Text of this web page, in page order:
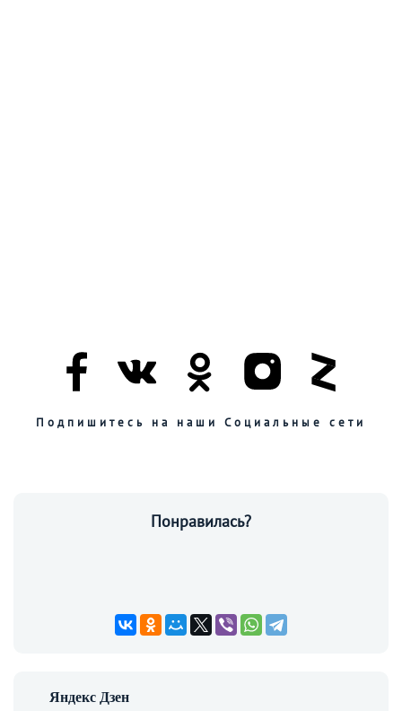
Подпишитесь на наши Социальные сети
Понравилась?